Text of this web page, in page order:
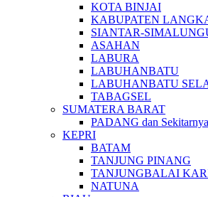
KOTA BINJAI
KABUPATEN
SIANTAR-
ASAHAN
LABURA
LABUHANBATU
LABUHANBATU
TABAGSEL
SUMATERA BARAT
PADANG dan Sekitarnya
KEPRI
BATAM
TANJUNG PINANG
TANJUNGBALAI
NATUNA